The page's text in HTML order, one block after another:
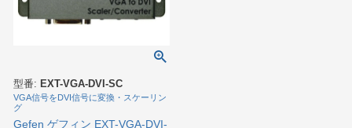
型番: EXT-VGA-DVI-SC
VGA信号をDVI信号に変換・スケーリン
グ
Gefen ゲフィン EXT-VGA-DVI-